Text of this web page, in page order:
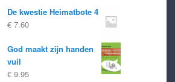
De kwestie Heimatbote 4
€ 7.60
God maakt zijn handen
vuil
€ 9.95